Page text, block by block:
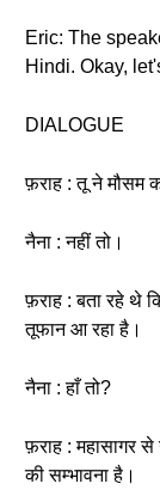
Eric: The
Hindi. Okay,
DIALOGUE
फ़राह : तू ने मौसम
नैना : नहीं तो।
फ़राह : बता रहे थे
तूफान आ रहा है।
नैना : हाँ तो?
फ़राह : महासागर
की सम्भावना है।